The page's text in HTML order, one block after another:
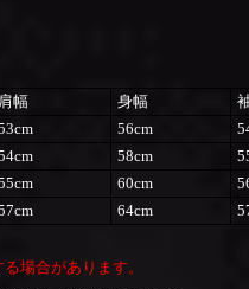
肩幅 身幅
56cm
58cm
60cm
64cm
場合があります。